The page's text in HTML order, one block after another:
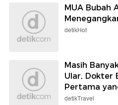
MUA Bubah
detikHot
Masih
Ular, Dokter
Pertama
detikTravel